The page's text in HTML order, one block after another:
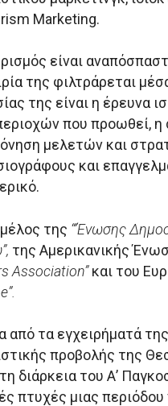
Marketing.
είναι
της φιλτράρεται
της είναι η έρευνα
που προωθεί, η
μελετών και
και
μέλος της “‘Ένωσης
της Αμερικανικής
Association”και του
”.
από τα εγχειρήματά
προβολής της
διάρκεια του Α’
πτυχές μιας